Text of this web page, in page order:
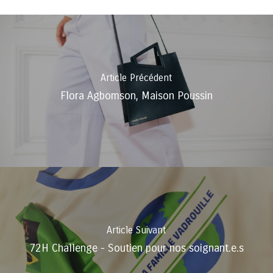
Article Précédent
Flora Agbomson, Maison Poussin
Article Suivant
72H Challenge - Soutien pour nos soignant.e.s